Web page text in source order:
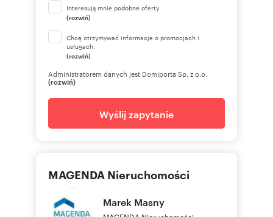
Interesują mnie podobne oferty
(rozwiń)
Chcę otrzymywać informacje o promocjach i
usługach.
(rozwiń)
Administratorem danych jest Domiporta Sp. z o.o.
(rozwiń)
Wyślij zapytanie
MAGENDA Nieruchomości
Marek Masny